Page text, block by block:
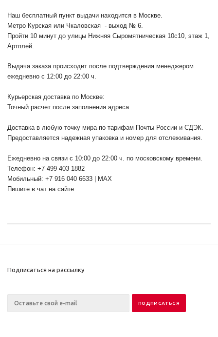
Наш бесплатный пункт выдачи находится в Москве.
Метро Курская или Чкаловская - выход № 6.
Пройти 10 минут до улицы Нижняя Сыромятническая 10с10, этаж 1,
Артплей.
Выдача заказа происходит после подтверждения менеджером
ежедневно с 12:00 до 22:00 ч.
Курьерская доставка по Москве:
Точный расчет после заполнения адреса.
Доставка в любую точку мира по тарифам Почты России и СДЭК.
Предоставляется надежная упаковка и номер для отслеживания.
Ежедневно на связи с 10:00 до 22:00 ч. по московскому времени.
Телефон: +7 499 403 1882
Мобильный: +7 916 040 6633 | MAX
Пишите в чат на сайте
Подписаться на рассылку